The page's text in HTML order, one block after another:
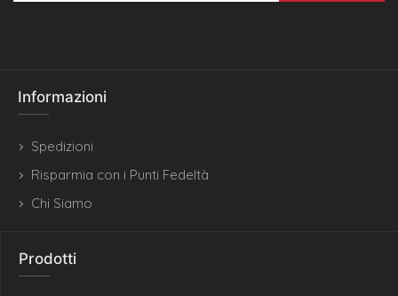
Informazioni
Spedizioni
Risparmia con i Punti Fedeltà
Chi Siamo
Prodotti